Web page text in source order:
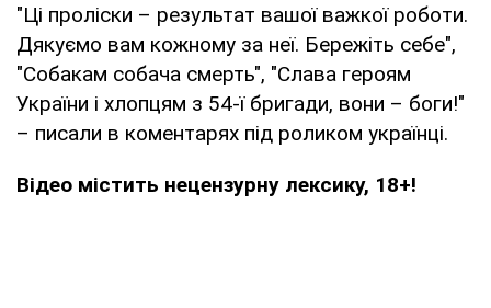
"Ці проліски – результат вашої важкої роботи.
Дякуємо вам кожному за неї. Бережіть себе",
"Собакам собача смерть", "Слава героям
України і хлопцям з 54-ї бригади, вони – боги!"
– писали в коментарях під роликом українці.
Відео містить нецензурну лексику, 18+!